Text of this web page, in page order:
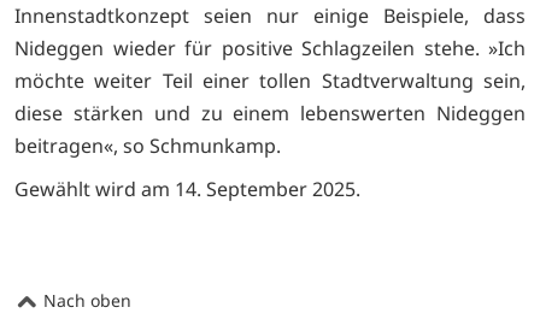
Innenstadtkonzept seien nur einige Beispiele, dass
Nideggen wieder für positive Schlagzeilen stehe. »Ich
möchte weiter Teil einer tollen Stadtverwaltung sein,
diese stärken und zu einem lebenswerten Nideggen
beitragen«, so Schmunkamp.
Gewählt wird am 14. September 2025.
Nach oben